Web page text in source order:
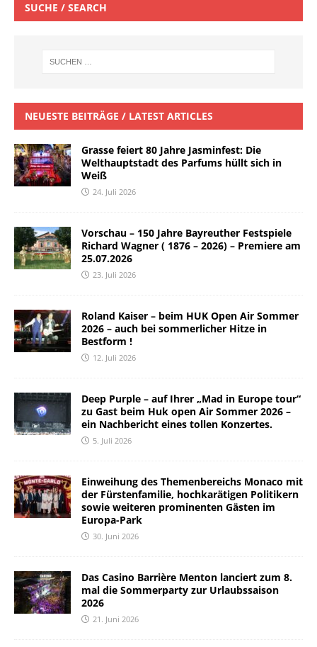
SUCHE / SEARCH
NEUESTE BEITRÄGE / LATEST ARTICLES
Grasse feiert 80 Jahre Jasminfest: Die
Welthauptstadt des Parfums hüllt sich in
Weiß
24. Juli 2026
Vorschau – 150 Jahre Bayreuther Festspiele
Richard Wagner ( 1876 – 2026) – Premiere am
25.07.2026
23. Juli 2026
Roland Kaiser – beim HUK Open Air Sommer
2026 – auch bei sommerlicher Hitze in
Bestform !
12. Juli 2026
Deep Purple – auf Ihrer „Mad in Europe tour“
zu Gast beim Huk open Air Sommer 2026 –
ein Nachbericht eines tollen Konzertes.
5. Juli 2026
Einweihung des Themenbereichs Monaco mit
der Fürstenfamilie, hochkarätigen Politikern
sowie weiteren prominenten Gästen im
Europa-Park
30. Juni 2026
Das Casino Barrière Menton lanciert zum 8.
mal die Sommerparty zur Urlaubssaison
2026
21. Juni 2026